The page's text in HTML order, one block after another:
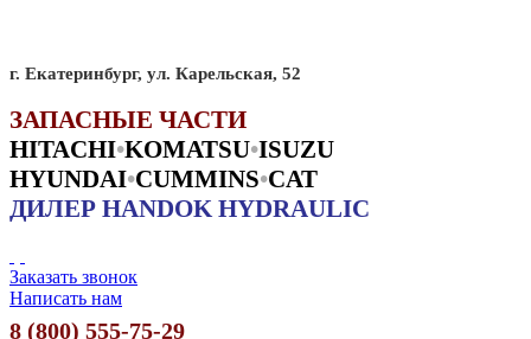
г. Екатеринбург, ул. Карельская, 52
ЗАПАСНЫЕ ЧАСТИ
HITACHI•KOMATSU•ISUZU
HYUNDAI•CUMMINS•CAT
ДИЛЕР HANDOK HYDRAULIC
Заказать звонок
Написать нам
8 (800) 555-75-29